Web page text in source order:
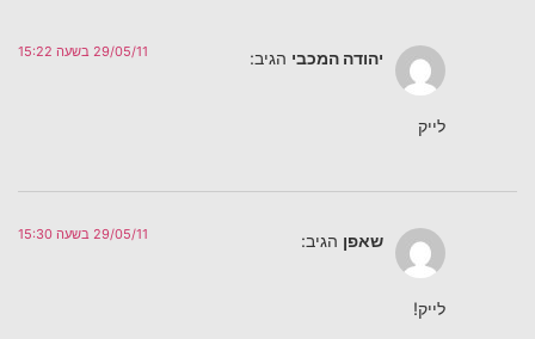
יהודה המכבי הגיב: 29/05/11 בשעה 15:22
לייק
שאפן הגיב: 29/05/11 בשעה 15:30
לייק!